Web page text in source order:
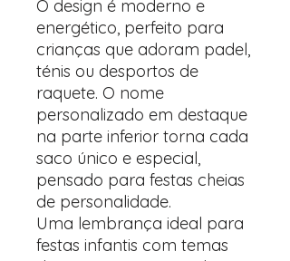
O design é moderno e
energético, perfeito para
crianças que adoram padel,
ténis ou desportos de
raquete. O nome
personalizado em destaque
na parte inferior torna cada
saco único e especial,
pensado para festas cheias
de personalidade.
Uma lembrança ideal para
festas infantis com temas